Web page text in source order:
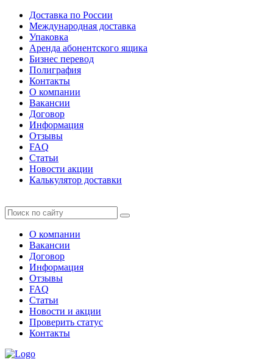
Доставка по России
Международная доставка
Упаковка
Аренда абонентского ящика
Бизнес перевод
Полиграфия
Контакты
О компании
Вакансии
Договор
Информация
Отзывы
FAQ
Статьи
Новости акции
Калькулятор доставки
О компании
Вакансии
Договор
Информация
Отзывы
FAQ
Статьи
Новости и акции
Проверить статус
Контакты